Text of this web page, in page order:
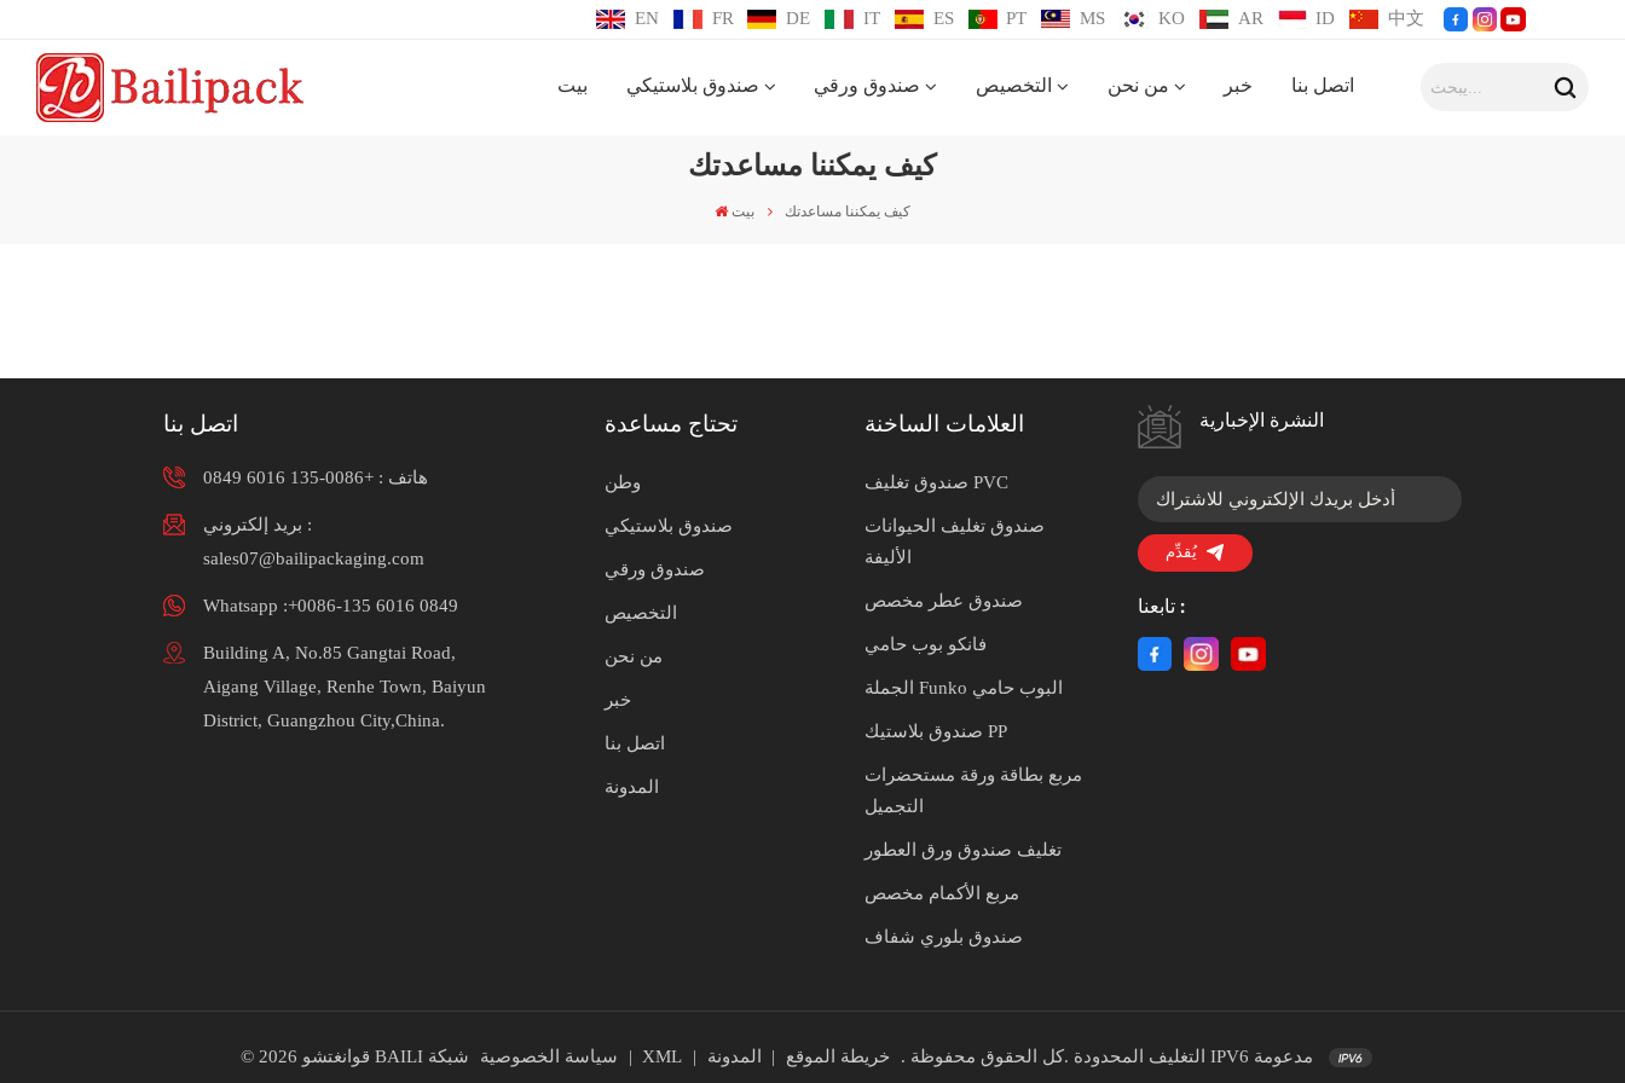
EN FR DE IT ES PT MS KO AR ID 中文
بيت صندوق بلاستيكي صندوق ورقي التخصيص من نحن خبر اتصل بنا
كيف يمكننا مساعدتك
بيت كيف يمكننا مساعدتك
اتصل بنا
هاتف :+0086-135 6016 0849
بريد إلكتروني :
sales07@bailipackaging.com
Whatsapp :+0086-135 6016 0849
Building A, No.85 Gangtai Road,
Aigang Village, Renhe Town, Baiyun
District, Guangzhou City,China.
تحتاج مساعدة
وطن
صندوق بلاستيكي
صندوق ورقي
التخصيص
من نحن
خبر
اتصل بنا
المدونة
العلامات الساخنة
صندوق تغليف PVC
صندوق تغليف الحيوانات
الأليفة
صندوق عطر مخصص
فانكو بوب حامي
الجملة Funko البوب حامي
صندوق بلاستيك PP
مربع بطاقة ورقة مستحضرات
التجميل
تغليف صندوق ورق العطور
مربع الأكمام مخصص
صندوق بلوري شفاف
النشرة الإخبارية
يُقدِّم
تابعنا :
© 2026 قوانغتشو BAILI التغليف المحدودة .كل الحقوق محفوظة . خريطة الموقع | المدونة |
XML
| سياسة الخصوصية